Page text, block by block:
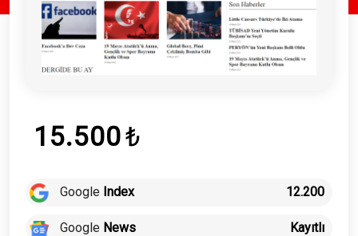
15.500₺
Google Index 12.200
Google News Kayıtlı